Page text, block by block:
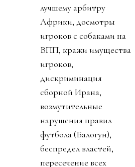
лучшему арбитру
Африки, досмотры
игроков с собаками на
ВПП, кражи имущества
игроков,
дискриминация
сборной Ирана,
возмутительные
нарушения правил
футбола (Балогун),
беспредел властей,
пересечение всех